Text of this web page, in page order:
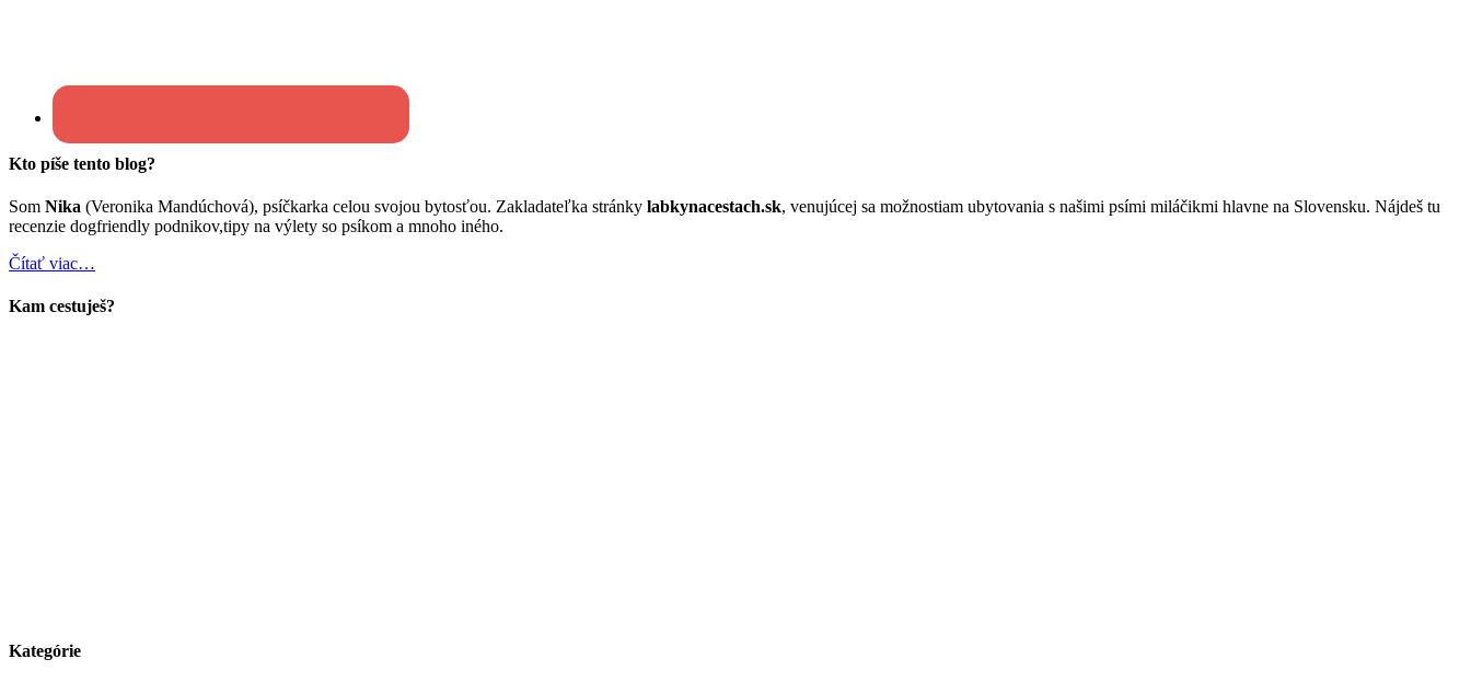
Kto píše tento blog?
Som Nika (Veronika Mandúchová), psíčkarka celou svojou bytosťou. Zakladateľka stránky labkynacestach.sk, venujúcej sa možnostiam ubytovania s našimi psími miláčikmi hlavne na Slovensku. Nájdeš tu
recenzie dogfriendly podnikov,tipy na výlety so psíkom a mnoho iného.
Čítať viac…
Kam cestuješ?
Kategórie